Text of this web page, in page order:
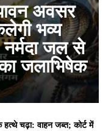
अवसर
भव्य
जल से
जलाभिषेक
हत्थे चढ़ा: वाहन जब्त; कोर्ट में